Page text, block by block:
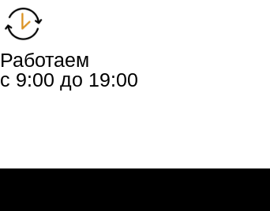
Работаем
с 9:00 до 19:00